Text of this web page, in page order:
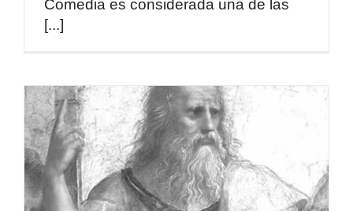
Comedia es considerada una de las
[...]